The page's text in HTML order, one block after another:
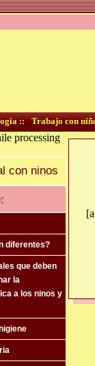
:: Trabajo con
processing
con ninos
diferentes?
que deben
la
a los ninos y